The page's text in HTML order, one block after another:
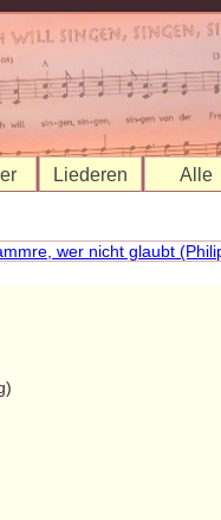
Liederen Alle